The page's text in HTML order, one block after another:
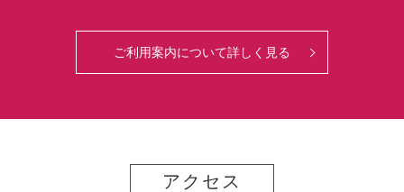
ご利用案内について詳しく見る
アクセス